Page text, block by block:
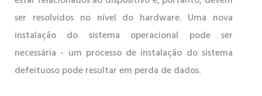
ser resolvidos no nível do hardware. Uma nova
instalação do sistema operacional pode ser
necessária - um processo de instalação do sistema
defeituoso pode resultar em perda de dados.